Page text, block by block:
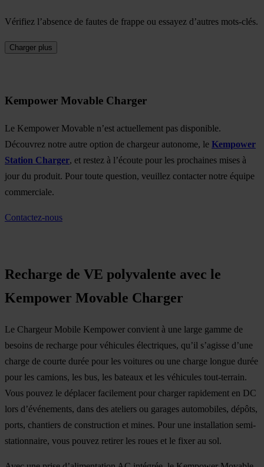
Vérifiez l’absence de fautes de frappe ou essayez d’autres mots-clés.
Charger plus
Kempower Movable Charger
Le Kempower Movable n’est actuellement pas disponible.
Découvrez notre autre option de chargeur autonome, le Kempower
Station Charger, et restez à l’écoute pour les prochaines mises à
jour du produit. Pour toute question, veuillez contacter notre équipe
commerciale.
Contactez-nous
Recharge de VE polyvalente avec le
Kempower Movable Charger
Le Chargeur Mobile Kempower convient à une large gamme de
besoins de recharge pour véhicules électriques, qu’il s’agisse d’une
charge de courte durée pour les voitures ou une charge longue durée
pour les camions, les bus, les bateaux et les véhicules tout-terrain.
Vous pouvez le déplacer facilement pour charger rapidement en DC
lors d’événements, dans des ateliers ou garages automobiles, dépôts,
ports, chantiers de construction et mines. Pour une installation semi-
stationnaire, vous pouvez retirer les roues et le fixer au sol.